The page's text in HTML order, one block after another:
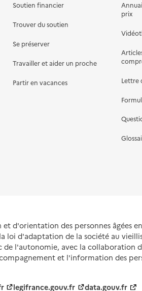
Soutien financier
Trouver du soutien
Se préserver
Travailler et aider un proche
Partir en vacances
prix
Lettre
d'orientation des personnes âgées
loi d'adaptation de la société au
de l'autonomie, avec la collaboration
et l'information des
legifrance.gouv.fr data.gouv.fr